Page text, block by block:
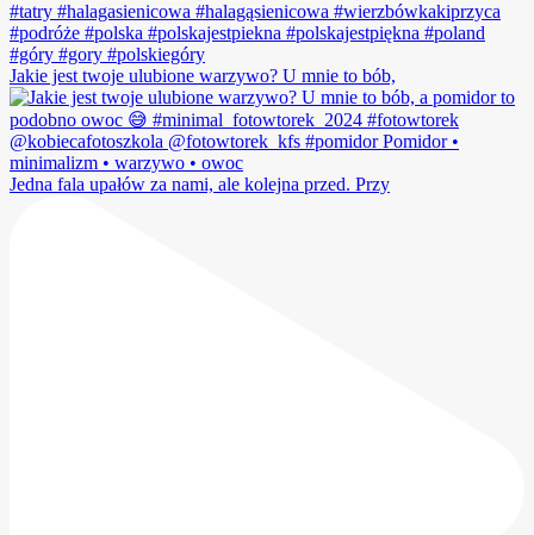
Jakie jest twoje ulubione warzywo? U mnie to bób,
Jedna fala upałów za nami, ale kolejna przed. Przy